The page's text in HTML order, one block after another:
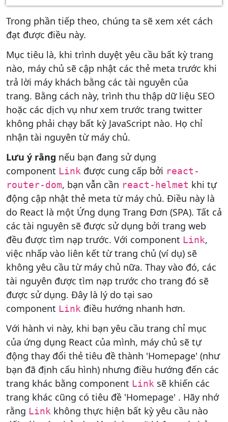
Trong phần tiếp theo, chúng ta sẽ xem xét cách
đạt được điều này.
Mục tiêu là, khi trình duyệt yêu cầu bất kỳ trang
nào, máy chủ sẽ cập nhật các thẻ meta trước khi
trả lời máy khách bằng các tài nguyên của
trang. Bằng cách này, trình thu thập dữ liệu SEO
hoặc các dịch vụ như xem trước trang twitter
không phải chạy bất kỳ JavaScript nào. Họ chỉ
nhận tài nguyên từ máy chủ.
Lưu ý rằng nếu bạn đang sử dụng
component Link được cung cấp bởi react-
router-dom, bạn vẫn cần react-helmet khi tự
động cập nhật thẻ meta từ máy chủ. Điều này là
do React là một Ứng dụng Trang Đơn (SPA). Tất cả
các tài nguyên sẽ được sử dụng bởi trang web
đều được tìm nạp trước. Với component Link,
việc nhấp vào liên kết từ trang chủ (ví dụ) sẽ
không yêu cầu từ máy chủ nữa. Thay vào đó, các
tài nguyên được tìm nạp trước cho trang đó sẽ
được sử dụng. Đây là lý do tại sao
component Link điều hướng nhanh hơn.
Với hành vi này, khi bạn yêu cầu trang chỉ mục
của ứng dụng React của mình, máy chủ sẽ tự
động thay đổi thẻ tiêu đề thành 'Homepage' (như
bạn đã định cấu hình) nhưng điều hướng đến các
trang khác bằng component Link sẽ khiến các
trang khác cũng có tiêu đề 'Homepage' . Hãy nhớ
rằng Link không thực hiện bất kỳ yêu cầu nào